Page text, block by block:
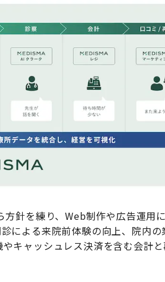
針を練り、Web制作や広告運用
による来院前体験の向上、院内の
キャッシュレス決済を含む会計